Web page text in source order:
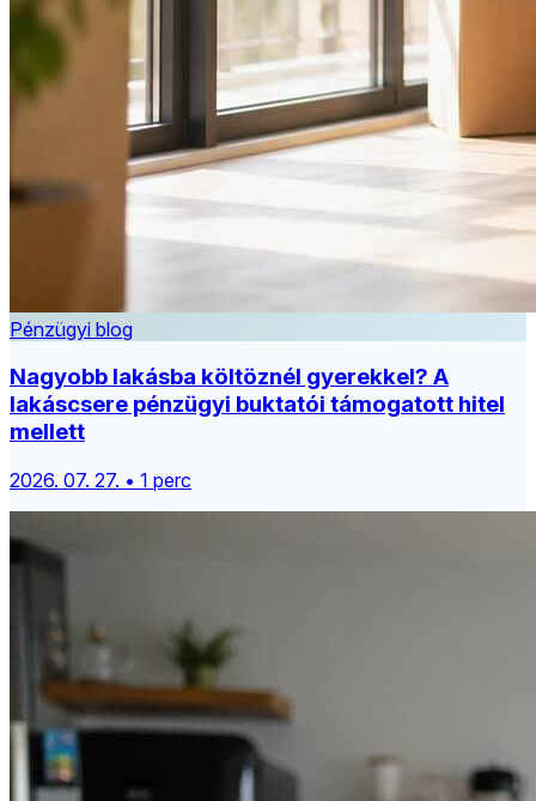
Pénzügyi blog
Nagyobb lakásba költöznél gyerekkel? A
lakáscsere pénzügyi buktatói támogatott hitel
mellett
2026. 07. 27. • 1 perc